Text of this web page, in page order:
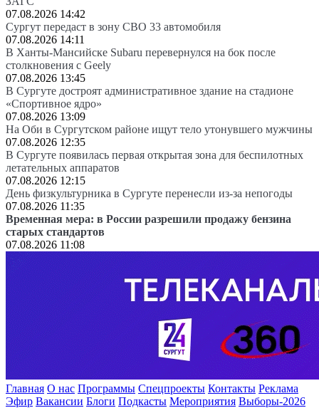
07.08.2026 14:42
Сургут передаст в зону СВО 33 автомобиля
07.08.2026 14:11
В Ханты-Мансийске Subaru перевернулся на бок после
столкновения с Geely
07.08.2026 13:45
В Сургуте достроят административное здание на стадионе
«Спортивное ядро»
07.08.2026 13:09
На Оби в Сургутском районе ищут тело утонувшего мужчины
07.08.2026 12:35
В Сургуте появилась первая открытая зона для беспилотных
летательных аппаратов
07.08.2026 12:15
День физкультурника в Сургуте перенесли из-за непогоды
07.08.2026 11:35
Временная мера: в России разрешили продажу бензина
старых стандартов
07.08.2026 11:08
Главная О нас Программы Спецпроекты Контакты Реклама
Эфир Вакансии Блоги Подкасты Мероприятия Выборы-2026